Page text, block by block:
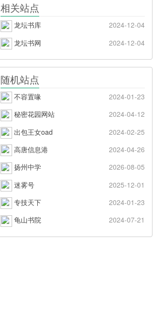
相关站点
龙坛书库
2024-12-04
龙坛书网
2024-12-04
随机站点
不容置喙
2024-01-23
秘密花园网站
2024-04-12
出包王女oad
2024-02-25
高唐信息港
2024-04-26
扬州中学
2026-08-05
迷雾号
2025-12-01
专技天下
2024-01-23
龟山书院
2024-07-21